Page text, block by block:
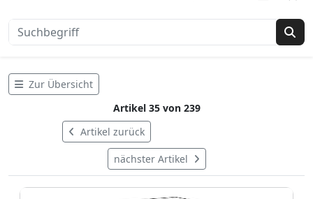
Zur Übersicht
Artikel zurück
Artikel 35 von 239
nächster Artikel